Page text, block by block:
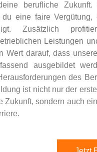
berufliche Zukunft.
du eine faire
Zusätzlich
Leistungen
Wert darauf, dass
ausgebildet
des
ist nicht nur der
Zukunft, sondern auch